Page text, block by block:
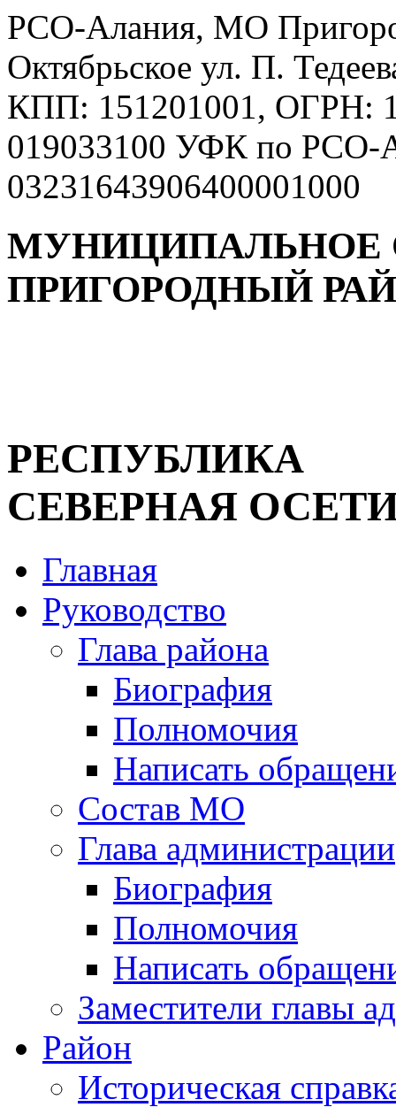
РСО-Алания, МО
Октябрьское ул. П.
КПП: 151201001, ОГРН:
019033100 УФК по РСО-
03231643906400001000
МУНИЦИПАЛЬНОЕ
ПРИГОРОДНЫЙ
РЕСПУБЛИКА
СЕВЕРНАЯ
Главная
Руководство
Глава района
Биография
Полномочия
Написать
Состав МО
Глава администрации
Биография
Полномочия
Написать
Заместители главы
Район
Историческая